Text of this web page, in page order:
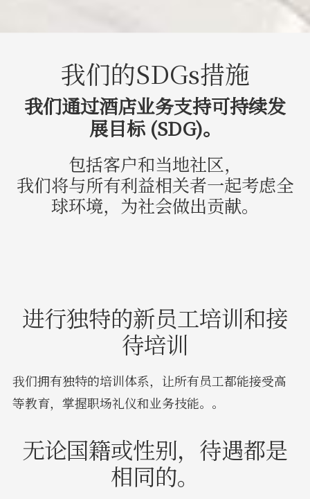
我们的SDGs措施
我们通过酒店业务支持可持续发
展目标 (SDG)。
包括客户和当地社区，
我们将与所有利益相关者一起考虑全
球环境，为社会做出贡献。
进行独特的新员工培训和接
待培训
我们拥有独特的培训体系，让所有员工都能接受高
等教育，掌握职场礼仪和业务技能。。
无论国籍或性别，待遇都是
相同的。